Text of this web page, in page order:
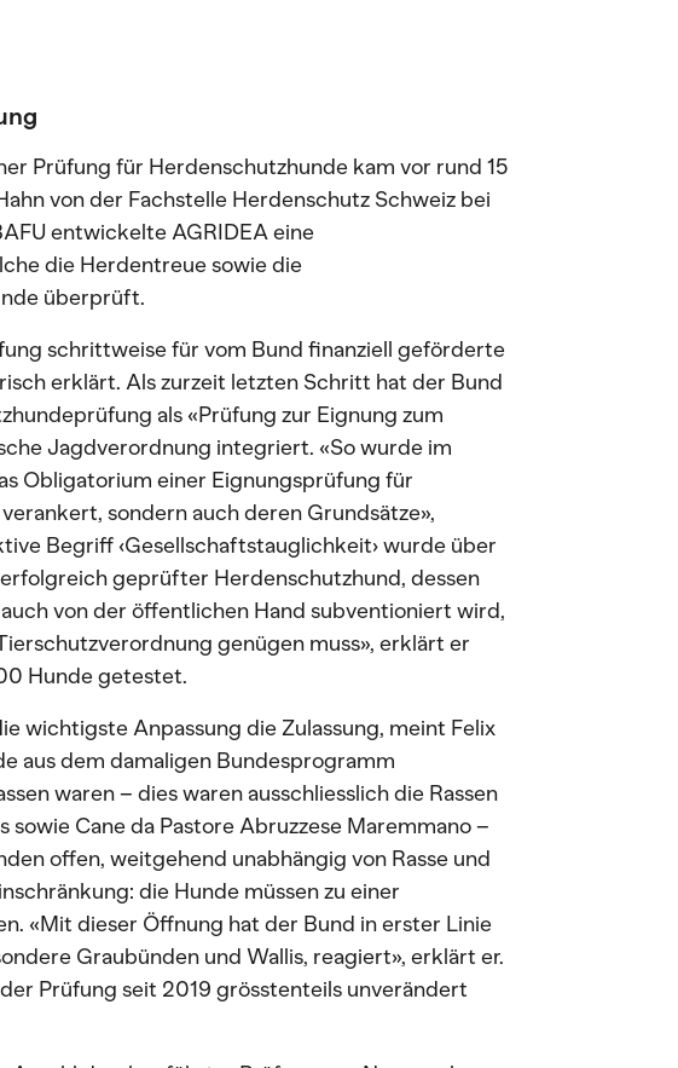
Prüfung für Herdenschutzhunde kam vor rund 15
von der Fachstelle Herdenschutz Schweiz bei
entwickelte AGRIDEA eine
die Herdentreue sowie die
überprüft.
schrittweise für vom Bund finanziell geförderte
erklärt. Als zurzeit letzten Schritt hat der Bund
als «Prüfung zur Eignung zum
Jagdverordnung integriert. «So wurde im
Obligatorium einer Eignungsprüfung für
sondern auch deren Grundsätze»,
Begriff ‹Gesellschaftstauglichkeit› wurde über
geprüfter Herdenschutzhund, dessen
von der öffentlichen Hand subventioniert wird,
genügen muss», erklärt er
Hunde getestet.
wichtigste Anpassung die Zulassung, meint Felix
aus dem damaligen Bundesprogramm
waren – dies waren ausschliesslich die Rassen
sowie Cane da Pastore Abruzzese Maremmano –
offen, weitgehend unabhängig von Rasse und
die Hunde müssen zu einer
«Mit dieser Öffnung hat der Bund in erster Linie
Graubünden und Wallis, reagiert», erklärt er.
Prüfung seit 2019 grösstenteils unverändert